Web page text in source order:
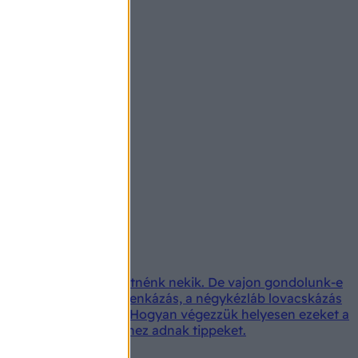
a legjobbat szeretnénk nekik. De vajon gondolunk-e
kiemelés, a pelenkázás, a négykézláb lovacskázás
emiatt. Hogyan végezzük helyesen ezeket a
szakértői ehhez adnak tippeket.